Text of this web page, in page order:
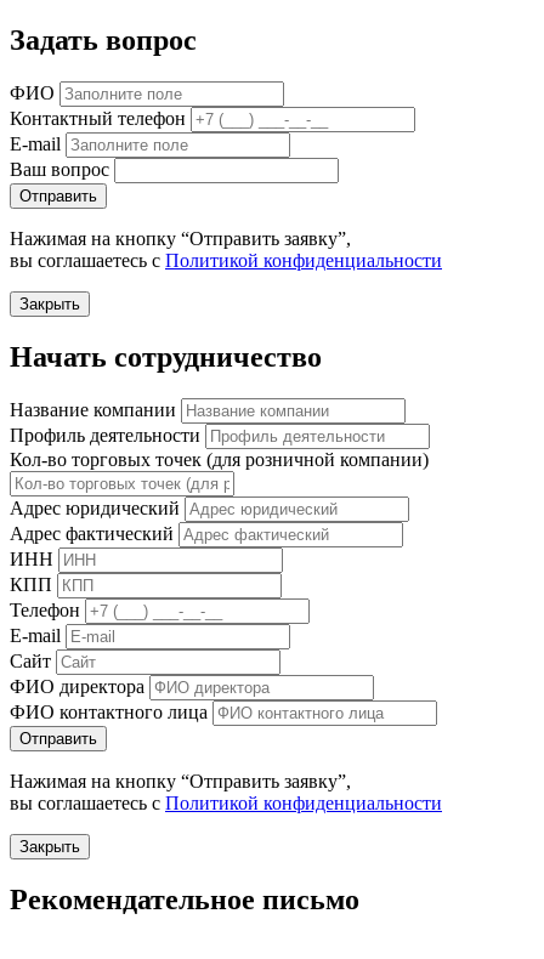
Задать вопрос
ФИО
Контактный телефон
E-mail
Ваш вопрос
Отправить
Нажимая на кнопку “Отправить заявку”,
вы соглашаетесь с Политикой конфиденциальности
Закрыть
Начать сотрудничество
Название компании
Профиль деятельности
Кол-во торговых точек (для розничной компании)
Адрес юридический
Адрес фактический
ИНН
КПП
Телефон
E-mail
Сайт
ФИО директора
ФИО контактного лица
Отправить
Нажимая на кнопку “Отправить заявку”,
вы соглашаетесь с Политикой конфиденциальности
Закрыть
Рекомендательное письмо